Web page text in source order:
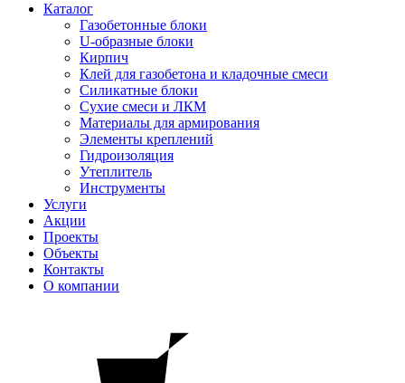
Каталог
Газобетонные блоки
U-образные блоки
Кирпич
Клей для газобетона и кладочные смеси
Силикатные блоки
Сухие смеси и ЛКМ
Материалы для армирования
Элементы креплений
Гидроизоляция
Утеплитель
Инструменты
Услуги
Акции
Проекты
Объекты
Контакты
О компании